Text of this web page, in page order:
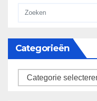
Categorieën
categorieën